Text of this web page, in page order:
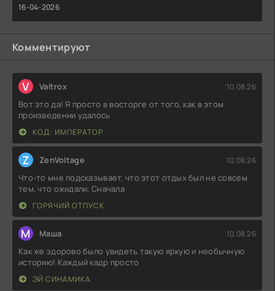
16-04-2026
Комментируют
V Valtrox 10.08.26
Вот это да! Я просто в восторге от того, как в этом
произведении удалось
КОД: ИМПЕРАТОР
Z ZenVoltage 10.08.26
Что-то мне подсказывает, что этот отдых был не совсем
тем, что ожидали. Сначала
ГОРЯЧИЙ ОТПУСК
М Маша 10.08.26
Как же здорово было увидеть такую яркую и необычную
историю! Каждый кадр просто
ЭЙ СИНАМИКА